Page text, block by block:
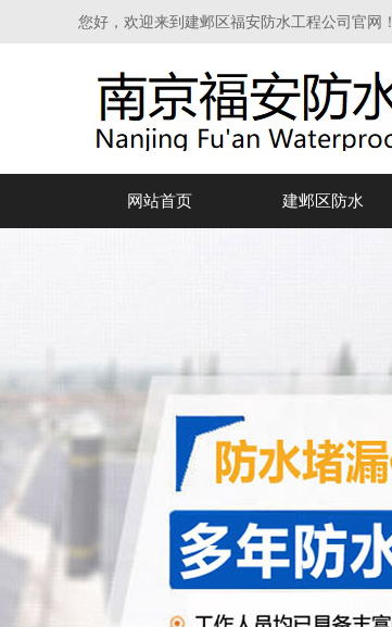
您好，欢迎来到建邺区福安防水工程公司官网！
网站首页 建邺区防水